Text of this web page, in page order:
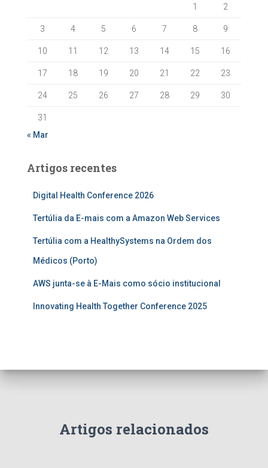
1 2
3 4 5 6 7 8 9
10 11 12 13 14 15 16
17 18 19 20 21 22 23
24 25 26 27 28 29 30
31
« Mar
Artigos recentes
Digital Health Conference 2026
Tertúlia da E-mais com a Amazon Web Services
Tertúlia com a HealthySystems na Ordem dos
Médicos (Porto)
AWS junta-se à E-Mais como sócio institucional
Innovating Health Together Conference 2025
Artigos relacionados